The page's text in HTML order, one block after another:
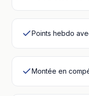
Points hebdo
Montée en